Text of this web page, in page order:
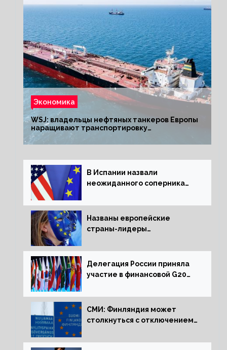
Экономика
WSJ: владельцы нефтяных танкеров Европы
наращивают транспортировку
из РФ до санкций
В Испании назвали
неожиданного соперника
Названы европейские
страны-лидеры
активов
Делегация России приняла
участие в финансовой G20
СМИ: Финляндия может
столкнуться с отключением